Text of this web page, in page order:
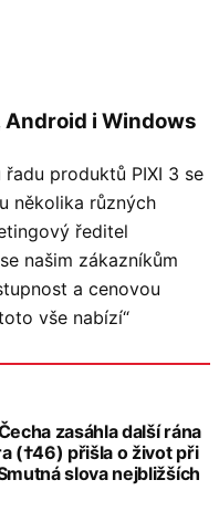
i Windows
produktů PIXI 3 se
několika různých
ředitel
našim zákazníkům
a cenovou
vše nabízí“
zasáhla další rána
(†46) přišla o život při
slova nejbližších